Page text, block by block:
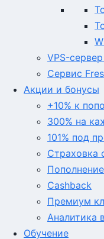
VPS-
Сервис
Акции и бонусы
+10% к
300% на
101% под
Страховка
Cashback
Премиум
Аналитика
Обучение